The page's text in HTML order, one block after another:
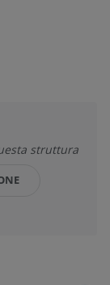
struttura